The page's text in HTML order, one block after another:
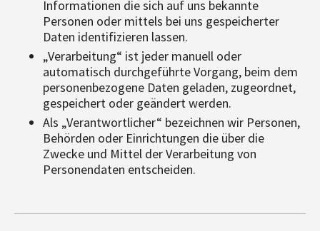
Informationen die sich auf uns bekannte
Personen oder mittels bei uns gespeicherter
Daten identifizieren lassen.
„Verarbeitung“ ist jeder manuell oder
automatisch durchgeführte Vorgang, beim dem
personenbezogene Daten geladen, zugeordnet,
gespeichert oder geändert werden.
Als „Verantwortlicher“ bezeichnen wir Personen,
Behörden oder Einrichtungen die über die
Zwecke und Mittel der Verarbeitung von
Personendaten entscheiden.